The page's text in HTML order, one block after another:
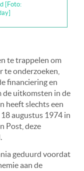
[Foto:
te trappelen om
onderzoeken,
financiering en
de uitkomsten in de
heeft slechts een
augustus 1974 in
Post, deze
geduurd voordat
aan de